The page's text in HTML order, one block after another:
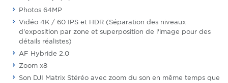
Photos 64MP
Vidéo 4K / 60 IPS et HDR (Séparation des niveaux
d'exposition par zone et superposition de l'image pour des
détails réalistes)
AF Hybride 2.0
Zoom x8
Son DJI Matrix Stéréo avec zoom du son en même temps que